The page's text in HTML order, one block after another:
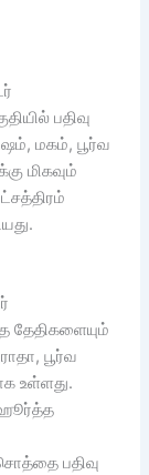
பதிவு
மகம், பூர்வ
மிகவும்
தேதிகளையும்
பூர்வ
உள்ளது.
பதிவு